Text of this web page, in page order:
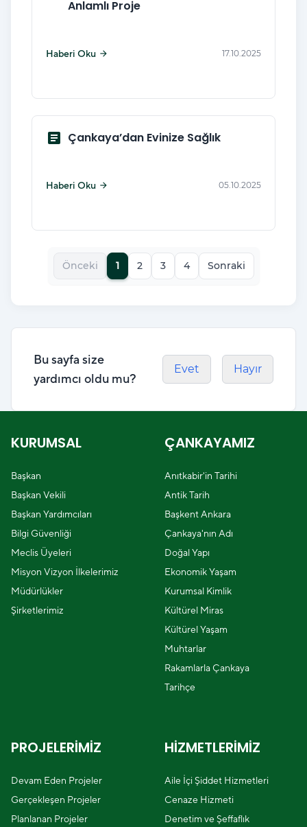
Anlamlı Proje
Haberi Oku arrow_forward 17.10.2025
article Çankaya’dan Evinize Sağlık
Haberi Oku arrow_forward 05.10.2025
Önceki 1 2 3 4 Sonraki
Bu sayfa size
yardımcı oldu mu?
Evet Hayır
KURUMSAL
Başkan
Başkan Vekili
Başkan Yardımcıları
Bilgi Güvenliği
Meclis Üyeleri
Misyon Vizyon İlkelerimiz
Müdürlükler
Şirketlerimiz
ÇANKAYAMIZ
Anıtkabir'in Tarihi
Antik Tarih
Başkent Ankara
Çankaya'nın Adı
Doğal Yapı
Ekonomik Yaşam
Kurumsal Kimlik
Kültürel Miras
Kültürel Yaşam
Muhtarlar
Rakamlarla Çankaya
Tarihçe
PROJELERİMİZ
Devam Eden Projeler
Gerçekleşen Projeler
Planlanan Projeler
HİZMETLERİMİZ
Aile İçi Şiddet Hizmetleri
Cenaze Hizmeti
Denetim ve Şeffaflık